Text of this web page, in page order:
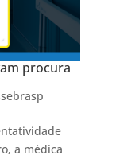
procura
a médica